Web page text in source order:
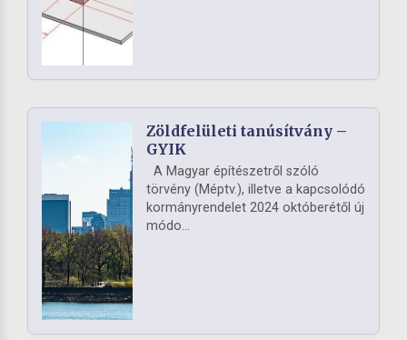
Zöldfelületi tanúsítvány –
GYIK
A Magyar építészetről szóló
törvény (Méptv.), illetve a kapcsolódó
kormányrendelet 2024 októberétől új
módo...